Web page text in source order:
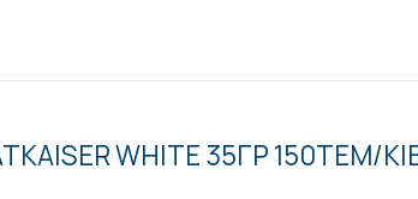
WHITE 35ΓΡ 150TEM/